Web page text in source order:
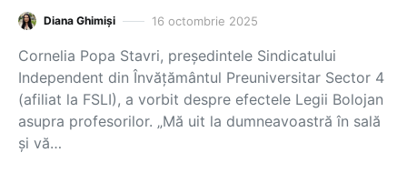
Diana Ghimiși 16 octombrie 2025
Cornelia Popa Stavri, președintele Sindicatului
Independent din Învăţământul Preuniversitar Sector 4
(afiliat la FSLI), a vorbit despre efectele Legii Bolojan
asupra profesorilor. „Mă uit la dumneavoastră în sală
și vă…